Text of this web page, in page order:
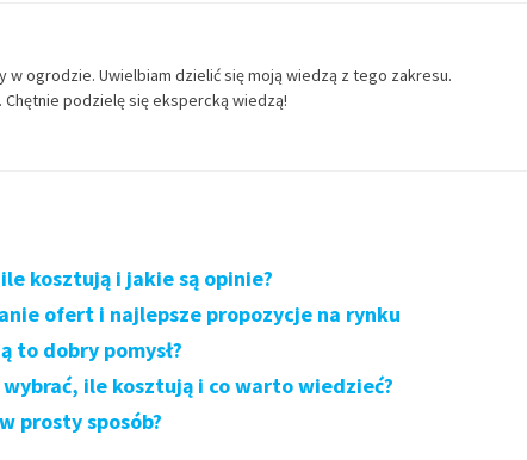
ogrodzie. Uwielbiam dzielić się moją wiedzą z tego zakresu.
podzielę się ekspercką wiedzą!
kosztują i jakie są opinie?
ofert i najlepsze propozycje na rynku
to dobry pomysł?
ile kosztują i co warto wiedzieć?
prosty sposób?